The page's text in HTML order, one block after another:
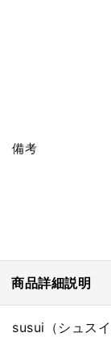
備考
商品詳細説明
susui（シュス